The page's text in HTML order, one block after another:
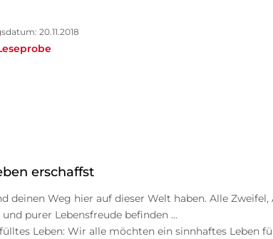
20.11.2018
erschaffst
Weg hier auf dieser Welt haben. Alle
purer Lebensfreude befinden ...
Leben: Wir alle möchten ein sinnhaftes Leben